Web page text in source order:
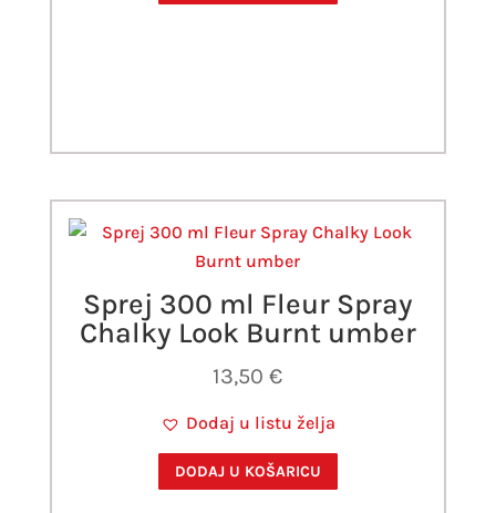
Sprej 300 ml Fleur Spray
Chalky Look Burnt umber
13,50€
Dodaj u listu želja
DODAJ U KOŠARICU